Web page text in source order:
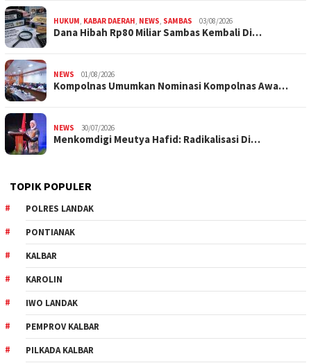
HUKUM, KABAR DAERAH, NEWS, SAMBAS 03/08/2026
Dana Hibah Rp80 Miliar Sambas Kembali Di…
NEWS 01/08/2026
Kompolnas Umumkan Nominasi Kompolnas Awa…
NEWS 30/07/2026
Menkomdigi Meutya Hafid: Radikalisasi Di…
TOPIK POPULER
POLRES LANDAK
PONTIANAK
KALBAR
KAROLIN
IWO LANDAK
PEMPROV KALBAR
PILKADA KALBAR